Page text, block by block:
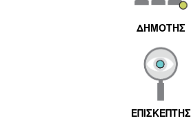
ΔΗΜΟΤΗΣ
ΕΠΙΣΚΕΠΤΗΣ